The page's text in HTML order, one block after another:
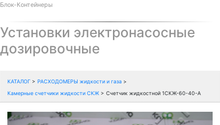
Блок-Контейнеры
Установки электронасосные
дозировочные
КАТАЛОГ > РАСХОДОМЕРЫ жидкости и газа >
Камерные счетчики жидкости СКЖ > Счетчик жидкостной 1СКЖ-60-40-А